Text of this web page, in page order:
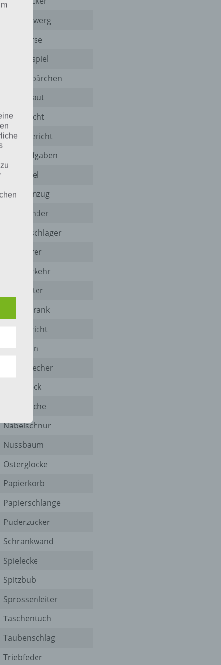
Gartenzwerg
Geldbörse
Gewinnspiel
Gummibärchen
Gänsehaut
Haartracht
Hauptgericht
Hausaufgaben
Heugabel
Hosenanzug
Kabelbinder
Kassenschlager
Kopfhörer
Kreisverkehr
Kreuzotter
Kühlschrank
Landgericht
Laufbahn
Lautsprecher
Leberfleck
Maultasche
Nabelschnur
Nussbaum
Osterglocke
Papierkorb
Papierschlange
Puderzucker
Schrankwand
Spielecke
Spitzbub
Sprossenleiter
Taschentuch
Taubenschlag
Triebfeder